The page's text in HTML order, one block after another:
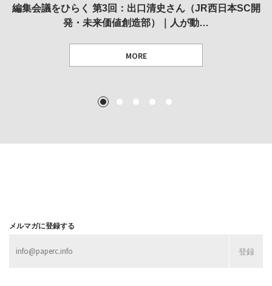
編集会議をひらく 第3回：出口清史さん（JR西日本SC開
発・未来価値創造部）｜人が動…
MORE
REVIEW｜果たして美術家・梅津庸一は、「大阪のゆかり
作家」となることができたのか…
REPORT｜博覧会の残像
MORE
REVIEW｜菊池聡太朗 個展「余りの風景」
MORE
REVIEW｜生の存在証明としての線——「ライフライン」
展
1 2 3 4 5
メルマガに登録する